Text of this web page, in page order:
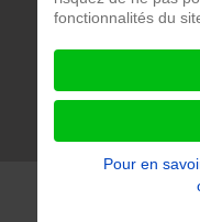
** Copyright
Accessibilité
fonctionnalités du
Pour en